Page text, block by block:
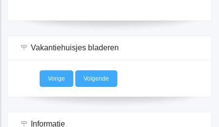
Vakantiehuisjes bladeren
Vorige Volgende
Informatie